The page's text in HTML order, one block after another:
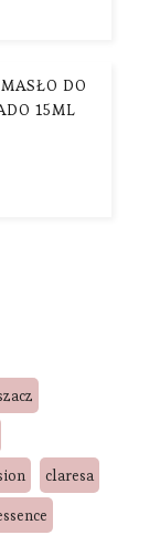
DO
15ML
claresa